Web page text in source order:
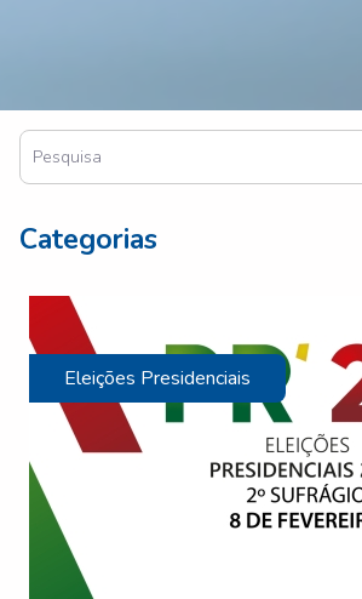
Categorias
Eleições Presidenciais